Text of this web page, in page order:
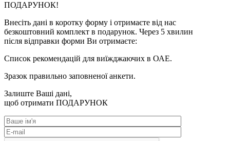
ПОДАРУНОК!
Внесіть дані в коротку форму і отримаєте від нас
безкоштовний комплект в подарунок. Через 5 хвилин
після відправки форми Ви отримаєте:
Список рекомендацій для виїжджаючих в ОАЕ.
Зразок правильно заповненої анкети.
Залиште Ваші дані,
щоб отримати ПОДАРУНОК